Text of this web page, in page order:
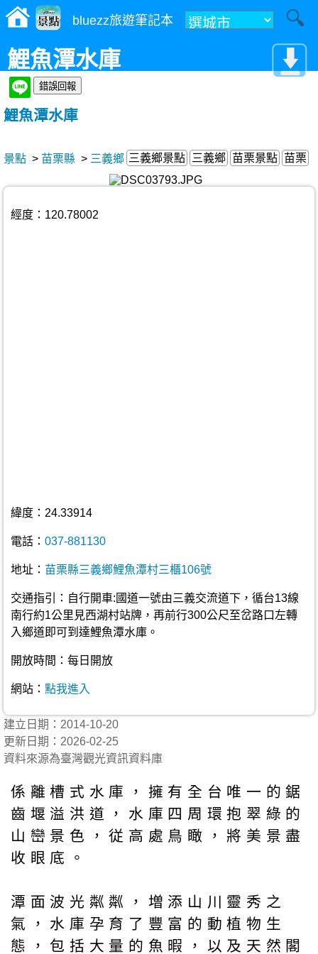
bluezz旅遊筆記本
鯉魚潭水庫
鯉魚潭水庫
景點 > 苗栗縣 > 三義鄉 三義鄉景點 三義鄉 苗栗景點 苗栗
經度：120.78002
緯度：24.33914
電話： 037-881130
地址： 苗栗縣三義鄉鯉魚潭村三櫃106號
交通指引：自行開車:國道一號由三義交流道下，循台13線
南行約1公里見西湖村站牌，再前行300公尺至岔路口左轉
入鄉道即可到達鯉魚潭水庫。
開放時間：每日開放
網站： 點我進入
建立日期：2014-10-20
更新日期：2026-02-25
資料來源為臺灣觀光資訊資料庫
係離槽式水庫，擁有全台唯一的鋸
齒堰溢洪道，水庫四周環抱翠綠的
山巒景色，従高處鳥瞰，將美景盡
收眼底。
潭面波光粼粼，増添山川靈秀之
氣，水庫孕育了豐富的動植物生
態，包括大量的魚暇，以及天然閣